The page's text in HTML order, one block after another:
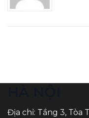
Địa chỉ: Tầng 3, Tòa